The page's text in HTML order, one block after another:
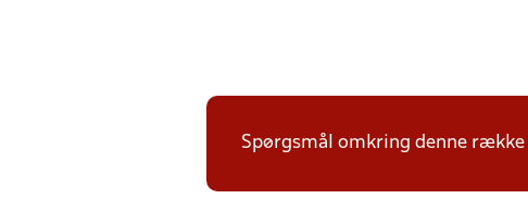
Spørgsmål omkring denne